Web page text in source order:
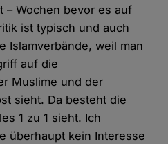
– Wochen bevor es auf
ist typisch und auch
Islamverbände, weil man
auf die
Muslime und der
sieht. Da besteht die
1 zu 1 sieht. Ich
überhaupt kein Interesse